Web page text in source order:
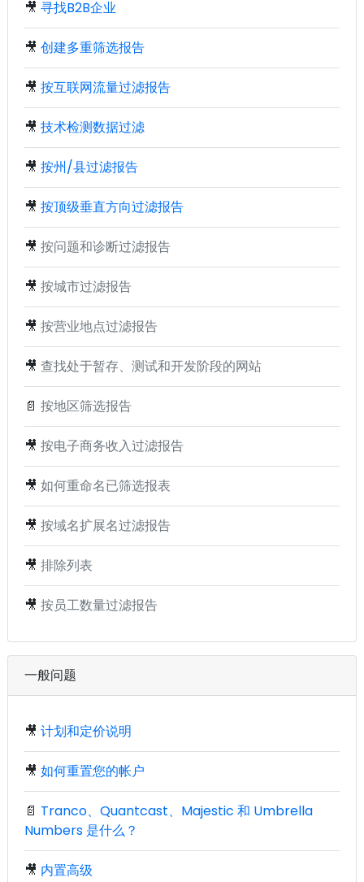
🎥 寻找B2B企业
🎥 创建多重筛选报告
🎥 按互联网流量过滤报告
🎥 技术检测数据过滤
🎥 按州/县过滤报告
🎥 按顶级垂直方向过滤报告
🎥 按问题和诊断过滤报告
🎥 按城市过滤报告
🎥 按营业地点过滤报告
🎥 查找处于暂存、测试和开发阶段的网站
📄 按地区筛选报告
🎥 按电子商务收入过滤报告
🎥 如何重命名已筛选报表
🎥 按域名扩展名过滤报告
🎥 排除列表
🎥 按员工数量过滤报告
一般问题
🎥 计划和定价说明
🎥 如何重置您的帐户
📄 Tranco、Quantcast、Majestic 和 Umbrella
Numbers 是什么？
🎥 内置高级